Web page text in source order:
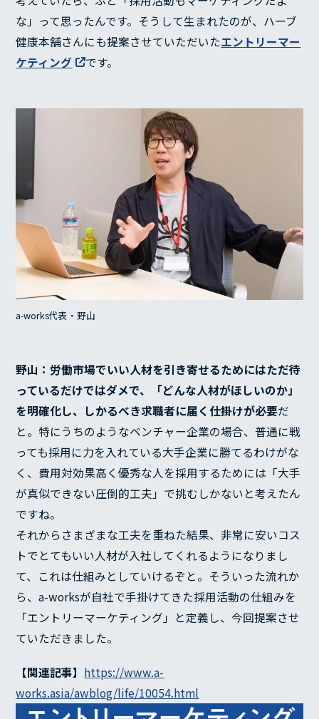
な」って思ったんです。そうして生まれたのが、ハーブ
健康本舗さんにも提案させていただいたエントリーマー
ケティング
です。
a-works代表・野山
野山： 労働市場でいい人材を引き寄せるためにはただ待
っているだけではダメで、「どんな人材がほしいのか」
を明確化し、しかるべき求職者に届く仕掛けが必要だ
と。特にうちのようなベンチャー企業の場合、普通に戦
っても採用に力を入れている大手企業に勝てるわけがな
く、費用対効果高く優秀な人を採用するためには「大手
が真似できない圧倒的工夫」で挑むしかないと考えたん
ですね。
それからさまざまな工夫を重ねた結果、非常に安いコス
トでとてもいい人材が入社してくれるようになりまし
て、これは仕組みとしていけるぞと。そういった流れか
ら、a-worksが自社で手掛けてきた採用活動の仕組みを
「エントリーマーケティング」と定義し、今回提案させ
ていただきました。
【関連記事】 https://www.a-
works.asia/awblog/life/10054.html